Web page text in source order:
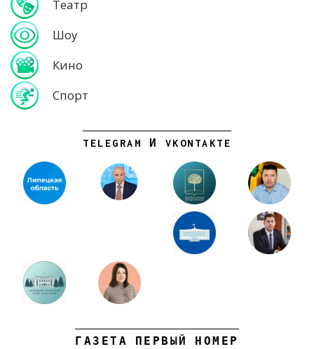
Театр
Шоу
Кино
Спорт
TELEGRAM И VKONTAKTE
ГАЗЕТА ПЕРВЫЙ НОМЕР